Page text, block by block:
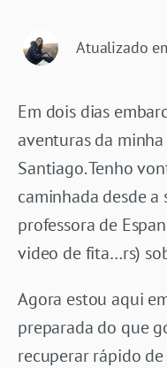
Atualizado
Em dois dias
aventuras da
Santiago. Tenho
caminhada desde
professora de
video de fita…rs)
Agora estou aqui
preparada do que
recuperar rápido